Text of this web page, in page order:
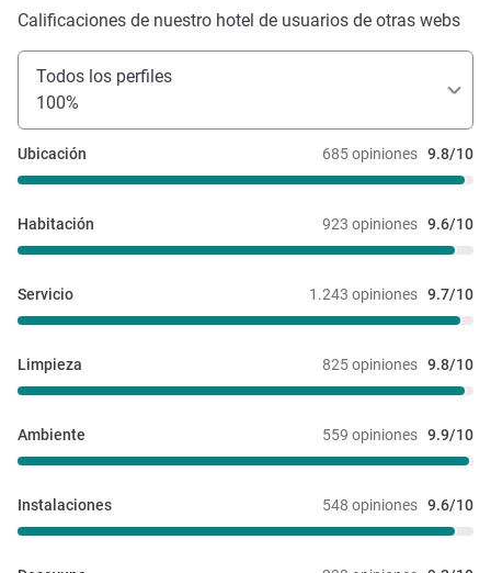
Calificaciones de nuestro hotel de usuarios de otras webs
Todos los perfiles
100%
685 opiniones 9.8/10
Ubicación
923 opiniones 9.6/10
Habitación
1.243 opiniones 9.7/10
Servicio
825 opiniones 9.8/10
Limpieza
559 opiniones 9.9/10
Ambiente
548 opiniones 9.6/10
Instalaciones